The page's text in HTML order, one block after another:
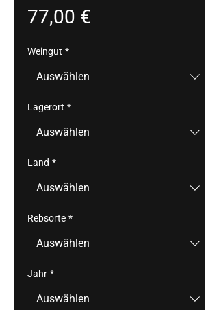
77,00 €
Weingut *
Lagerort *
Land *
Rebsorte *
Jahr *